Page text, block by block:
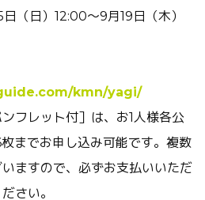
（日）12:00〜9月19日（木）
kmn/yagi/
フレット付］は、お1人様各公
までお申し込み可能です。複数
ますので、必ずお支払いいただ
さい。